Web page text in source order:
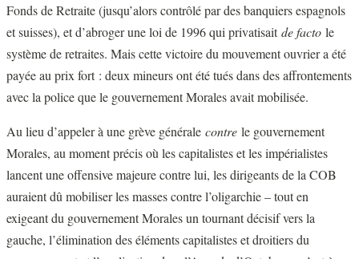
Fonds de Retraite (jusqu’alors contrôlé par des banquiers espagnols
et suisses), et d’abroger une loi de 1996 qui privatisaitde facto le
système de retraites. Mais cette victoire du mouvement ouvrier a été
payée au prix fort : deux mineurs ont été tués dans des affrontements
avec la police que le gouvernement Morales avait mobilisée.
Au lieu d’appeler à une grève générale contre le gouvernement
Morales, au moment précis où les capitalistes et les impérialistes
lancent une offensive majeure contre lui, les dirigeants de la COB
auraient dû mobiliser les masses contre l’oligarchie – tout en
exigeant du gouvernement Morales un tournant décisif vers la
gauche, l’élimination des éléments capitalistes et droitiers du